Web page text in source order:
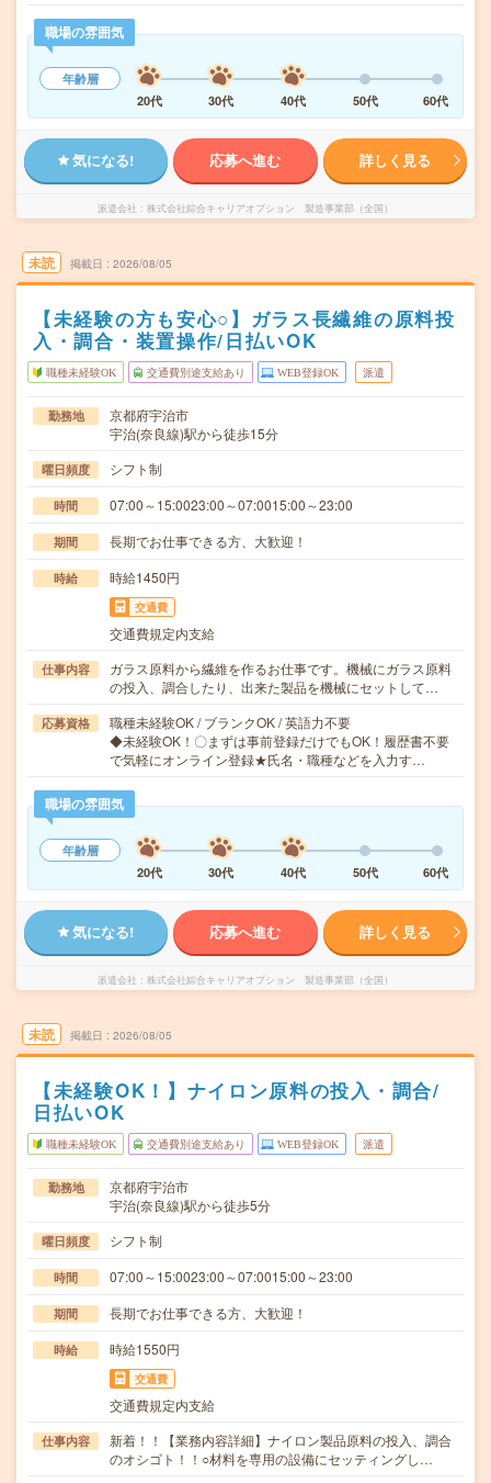
職場の雰囲気
年齢層
20代
30代 40代 50代 60代
気になる! 応募へ進む 詳しく見る
派遣会社 株式会社綜合キャリアオプション 製造事業部（全国）
未読 掲載日 2026/08/05
【未経験の方も安心○】ガラス長繊維の原料投
入・調合・装置操作/日払いOK
職種未経験OK 交通費別途支給あり WEB登録OK 派遣
勤務地
京都府宇治市
宇治(奈良線)駅から徒歩15分
曜日頻度 シフト制
時間 07:00～15:0023:00～07:0015:00～23:00
期間 長期でお仕事できる方、大歓迎！
時給 時給1450円
交通費
交通費規定内支給
仕事内容
ガラス原料から繊維を作るお仕事です。機械にガラス原料
の投入、調合したり、出来た製品を機械にセットして…
応募資格
職種未経験OK / ブランクOK / 英語力不要
◆未経験OK！〇まずは事前登録だけでもOK！履歴書不要
で気軽にオンライン登録★氏名・職種などを入力す…
職場の雰囲気
年齢層
20代
30代 40代 50代 60代
気になる! 応募へ進む 詳しく見る
派遣会社 株式会社綜合キャリアオプション 製造事業部（全国）
未読 掲載日 2026/08/05
【未経験OK！】ナイロン原料の投入・調合/
日払いOK
職種未経験OK 交通費別途支給あり WEB登録OK 派遣
勤務地
京都府宇治市
宇治(奈良線)駅から徒歩5分
曜日頻度 シフト制
時間 07:00～15:0023:00～07:0015:00～23:00
期間 長期でお仕事できる方、大歓迎！
時給 時給1550円
交通費
交通費規定内支給
仕事内容
新着！！【業務内容詳細】ナイロン製品原料の投入、調合
のオシゴト！！○材料を専用の設備にセッティングし…